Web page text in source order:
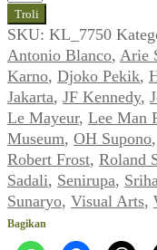
Irsan
Suryadji,
dkk.
~
Kolektor
Sekaligus
Instalator
~
Musee
d'irsan,
Tomang,
Jakarta
Troli
SKU: KL_7750
Antonio Blanco, Arie
Karno, Djoko Pekik,
Jakarta, JF Kennedy,
Le Mayeur, Lee Man
Museum, OH Supono,
Robert Frost, Roland
Sadali, Senirupa,
Sunaryo, Visual Arts,
Bagikan